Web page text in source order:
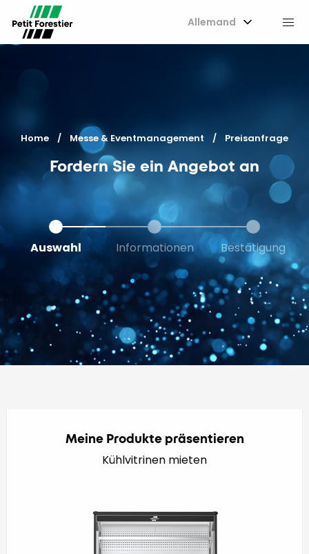
Allemand
Home Messe & Eventmanagement Current:
Preisanfrage
Fordern Sie ein Angebot an
Auswahl Informationen Bestätigung
Meine Produkte präsentieren
Kühlvitrinen mieten